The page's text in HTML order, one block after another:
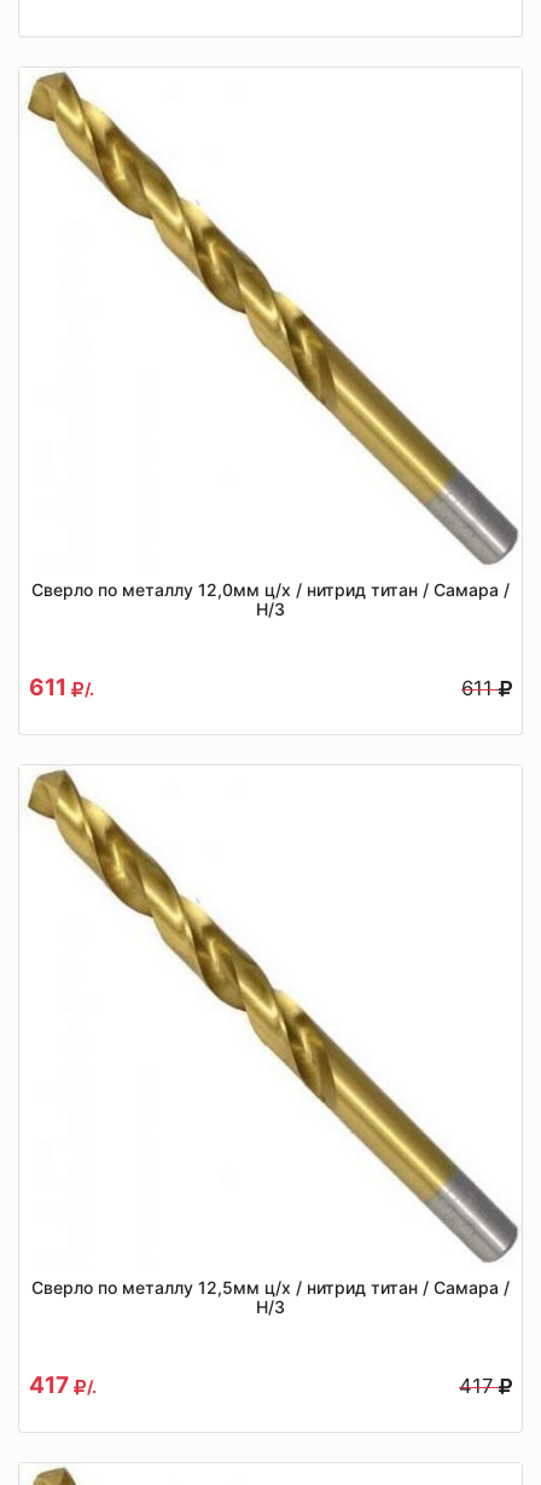
Сверло по металлу 12,0мм ц/х / нитрид титан / Самара /
Н/З
611 /. 611
Сверло по металлу 12,5мм ц/х / нитрид титан / Самара /
Н/З
417 /. 417